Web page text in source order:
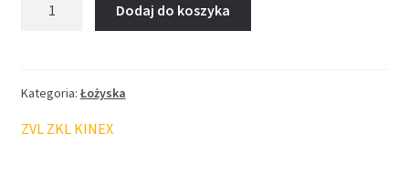
20*52*16,25
Dodaj do koszyka
Kategoria: Łożyska
ZVL ZKL KINEX